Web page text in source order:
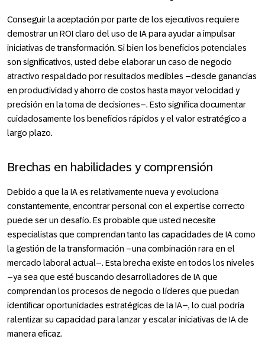
Conseguir la aceptación por parte de los ejecutivos requiere
demostrar un ROI claro del uso de IA para ayudar a impulsar
iniciativas de transformación. Si bien los beneficios potenciales
son significativos, usted debe elaborar un caso de negocio
atractivo respaldado por resultados medibles –desde ganancias
en productividad y ahorro de costos hasta mayor velocidad y
precisión en la toma de decisiones–. Esto significa documentar
cuidadosamente los beneficios rápidos y el valor estratégico a
largo plazo.
Brechas en habilidades y comprensión
Debido a que la IA es relativamente nueva y evoluciona
constantemente, encontrar personal con el expertise correcto
puede ser un desafío. Es probable que usted necesite
especialistas que comprendan tanto las capacidades de IA como
la gestión de la transformación –una combinación rara en el
mercado laboral actual–. Esta brecha existe en todos los niveles
–ya sea que esté buscando desarrolladores de IA que
comprendan los procesos de negocio o líderes que puedan
identificar oportunidades estratégicas de la IA–, lo cual podría
ralentizar su capacidad para lanzar y escalar iniciativas de IA de
manera eficaz.